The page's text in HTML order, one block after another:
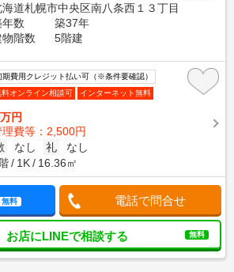
海道札幌市中央区南八条西１３丁目
年数
築37年
物階数
5階建
期費用クレジット払い可（※条件要確認）
料オンライン相談可
インターネット無料
万円
理費等：2,500円
なし 礼
なし
1K 16.36㎡
無料 電話で問合せ
お店にLINEで相談する 無料